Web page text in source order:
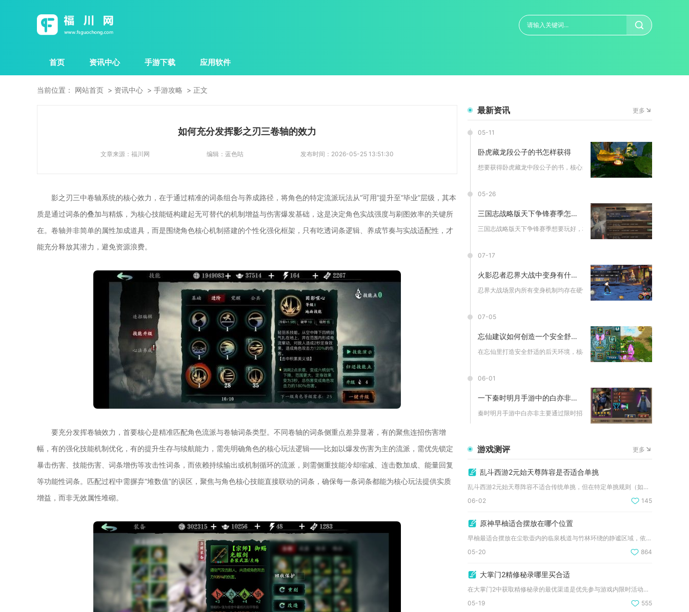
首页 资讯中心 手游下载 应用软件
当前位置： 网站首页 资讯中心 手游攻略 正文
如何充分发挥影之刃三卷轴的效力
文章来源： 福川网 编辑： 蓝色咕 发布时间： 2026-05-25 13:51:30
影之刃三中卷轴系统的核心效力，在于通过精准的词条组合与养成路径，将角色的特定流派玩法从“可用”提升至“毕业”层级，其本
质是通过词条的叠加与精炼，为核心技能链构建起无可替代的机制增益与伤害爆发基础，这是决定角色实战强度与刷图效率的关键所
在。卷轴并非简单的属性加成道具，而是围绕角色核心机制搭建的个性化强化框架，只有吃透词条逻辑、养成节奏与实战适配性，才
能充分释放其潜力，避免资源浪费。
要充分发挥卷轴效力，首要核心是精准匹配角色流派与卷轴词条类型。不同卷轴的词条侧重点差异显著，有的聚焦连招伤害增
幅，有的强化技能机制优化，有的提升生存与续航能力，需先明确角色的核心玩法逻辑——比如以爆发伤害为主的流派，需优先锁定
暴击伤害、技能伤害、词条增伤等攻击性词条，而依赖持续输出或机制循环的流派，则需侧重技能冷却缩减、连击数加成、能量回复
等功能性词条。匹配过程中需摒弃“堆数值”的误区，聚焦与角色核心技能直接联动的词条，确保每一条词条都能为核心玩法提供实质
增益，而非无效属性堆砌。
最新资讯 更多
05-11
卧虎藏龙段公子的书怎样获得
想要获得卧虎藏龙中段公子的书，核心途径是完成“江湖秘闻·段氏...
05-26
三国志战略版天下争锋赛季怎样才能玩好
三国志战略版天下争锋赛季想要玩好，核心在于极致压缩资源转化效...
07-17
火影忍者忍界大战中变身有什么限制
忍界大战场景内所有变身机制均存在硬性触发门槛、持续损耗、功能...
07-05
忘仙建议如何创造一个安全舒适的后天环境
在忘仙里打造安全舒适的后天环境，核心依托仙府领地构建私密资源...
06-01
一下秦时明月手游中的白亦非该如何获得
秦时明月手游中白亦非主要通过限时招募、禁地寻宝兑换、聚神台获...
游戏测评 更多
乱斗西游2元始天尊阵容是否适合单挑
乱斗西游2元始天尊阵容不适合传统单挑，但在特定单挑规则（如修...
06-02
145
原神早柚适合摆放在哪个位置
早柚最适合摆放在尘歌壶内的临泉栈道与竹林环绕的静谧区域，依托...
05-20
864
大掌门2精修秘录哪里买合适
在大掌门2中获取精修秘录的最优渠道是优先参与游戏内限时活动与...
05-19
555